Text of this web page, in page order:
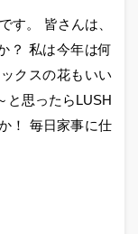
す。 皆さんは、
？ 私は今年は何
クスの花もいい
と思ったらLUSH
！ 毎日家事に仕